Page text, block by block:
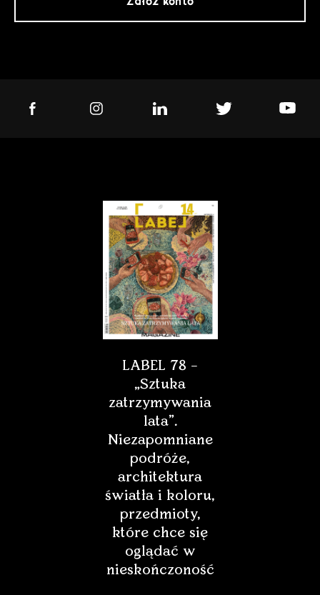
LABEL 78 –
„Sztuka
zatrzymywania
lata”.
Niezapomniane
podróże,
architektura
światła i koloru,
przedmioty,
które chce się
oglądać w
nieskończoność